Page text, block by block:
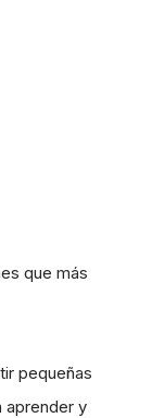
que más
pequeñas
aprender y